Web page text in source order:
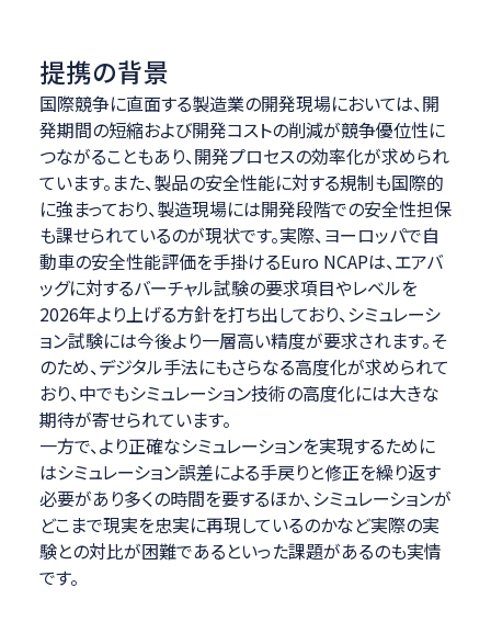
提携の背景
国際競争に直面する製造業の開発現場においては、開
発期間の短縮および開発コストの削減が競争優位性に
つながることもあり、開発プロセスの効率化が求められ
ています。また、製品の安全性能に対する規制も国際的
に強まっており、製造現場には開発段階での安全性担保
も課せられているのが現状です。実際、ヨーロッパで自
動車の安全性能評価を手掛けるEuro NCAPは、エアバ
ッグに対するバーチャル試験の要求項目やレベルを
2026年より上げる方針を打ち出しており、シミュレーシ
ョン試験には今後より一層高い精度が要求されます。そ
のため、デジタル手法にもさらなる高度化が求められて
おり、中でもシミュレーション技術の高度化には大きな
期待が寄せられています。
一方で、より正確なシミュレーションを実現するために
はシミュレーション誤差による手戻りと修正を繰り返す
必要があり多くの時間を要するほか、シミュレーションが
どこまで現実を忠実に再現しているのかなど実際の実
験との対比が困難であるといった課題があるのも実情
です。